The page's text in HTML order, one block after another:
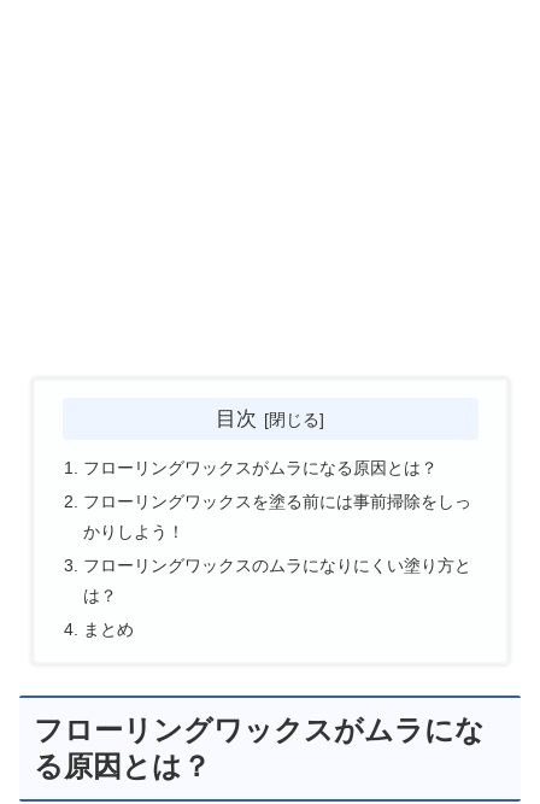
目次
フローリングワックスがムラになる原因とは？
フローリングワックスを塗る前には事前掃除をしっ
かりしよう！
フローリングワックスのムラになりにくい塗り方と
は？
まとめ
フローリングワックスがムラにな
る原因とは？